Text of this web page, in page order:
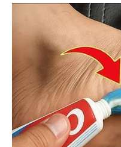
emocije. Osoba koja
drugačije od svega što
Sudbina vam danas
drugačije gledate na
Rak
Rakovi će biti posebno